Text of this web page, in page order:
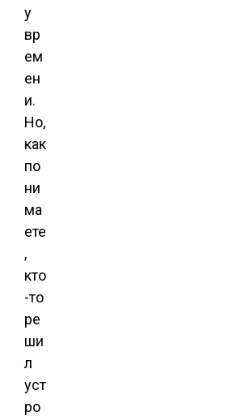
у
вр
ем
ен
и.
Но,
как
по
ни
ма
ете
,
кто
-то
ре
ши
л
уст
ро